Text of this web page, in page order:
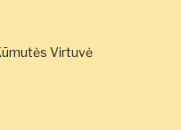
Virtuvė